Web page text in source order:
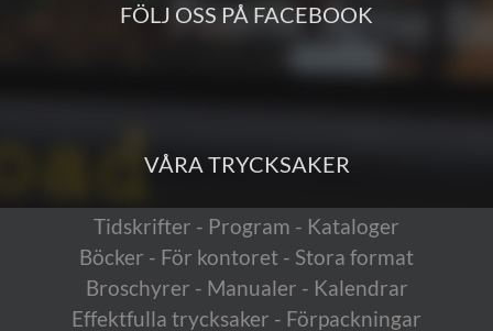
FÖLJ OSS PÅ FACEBOOK
VÅRA TRYCKSAKER
Tidskrifter - Program - Kataloger
Böcker - För kontoret - Stora format
Broschyrer - Manualer - Kalendrar
Effektfulla trycksaker - Förpackningar